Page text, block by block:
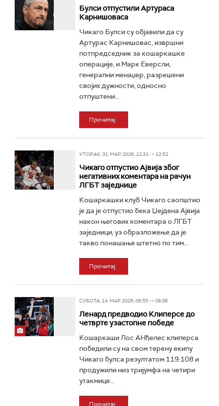
Булси отпустили Артураса
Карнишоваса
Чикаго Булси су објавили да су
Артурас Карнишовас, извршни
потпредседник за кошаркашке
операције, и Марк Еверсли,
генерални менаџер, разрешени
својих дужности, односно
отпуштени...
Прочитај
УТОРАК, 31. МАР 2026, 12:31 -> 12:52
Чикаго отпустио Ајвија због
негативних коментара на рачун
ЛГБТ заједнице
Кошаркашки клуб Чикаго саопштио
је да је отпустио бека Џејдена Ајвија
након његових коментара о ЛГБТ
заједници, уз образложење да је
такво понашање штетно по тим...
Прочитај
СУБОТА, 14. МАР 2026, 06:55 -> 08:36
Ленард предводио Клиперсе до
четврте узастопне победе
Кошаркаши Лос АНђелес клиперса
победили су на свом терену екипу
Чикаго булса резултатом 119:108 и
продужили низ тријумфа на четири
утакмице...
Прочитај